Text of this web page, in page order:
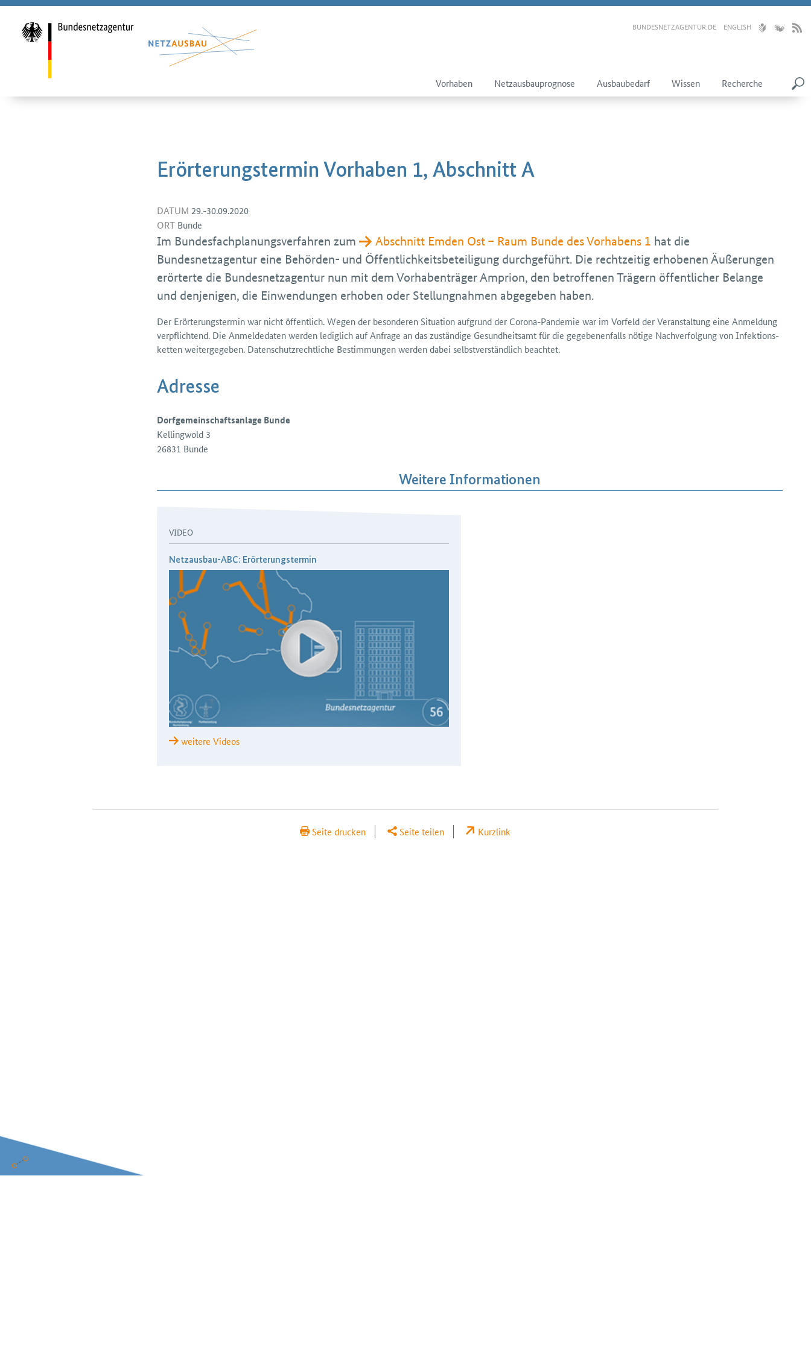
BUNDESNETZAGENTUR.DE ENGLISH
Vorhaben Netzausbauprognose Ausbaubedarf Wissen Recherche
Erörterungstermin Vorhaben 1, Abschnitt A
DATUM 29.-30.09.2020
ORT Bunde
Im Bundesfachplanungsverfahren zum Abschnitt Emden Ost – Raum Bunde des Vorhabens 1 hat die
Bundesnetzagentur eine Behörden- und Öffentlich­keits­beteiligung durchgeführt. Die rechtzeitig erhobenen Äußerungen
erörterte die Bundesnetzagentur nun mit dem Vorhabenträger Amprion, den betroffenen Trägern öffentlicher Belange
und denjenigen, die Einwendungen erhoben oder Stellungnahmen abgegeben haben.
Der Erörterungstermin war nicht öffentlich. Wegen der besonderen Situation aufgrund der Corona-Pandemie war im Vorfeld der Ver­anstaltung eine Anmeldung
ver­pflichtend. Die Anmelde­daten werden lediglich auf Anfrage an das zuständige Gesundheits­amt für die gegebenen­falls nötige Nach­verfolgung von Infektions­
ketten weiter­gegeben. Daten­schutz­rechtliche Bestimmungen werden dabei selbst­verständlich beachtet.
Adresse
Dorfgemeinschaftsanlage Bunde
Kellingwold 3
26831 Bunde
Weitere Informationen
VIDEO
Netzausbau-ABC: Erörterungstermin
weitere Videos
Seite drucken Seite teilen Kurzlink